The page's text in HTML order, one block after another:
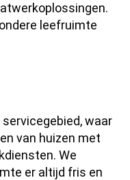
leefruimte
waar
van huizen met
We
er altijd fris en